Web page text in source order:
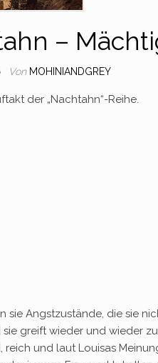
–
Von MOHINIANDGREY
der „Nachtahn“-Reihe.
Angstzustände, die sie
greift wieder und wieder
und laut Louisas